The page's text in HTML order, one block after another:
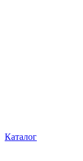
Каталог